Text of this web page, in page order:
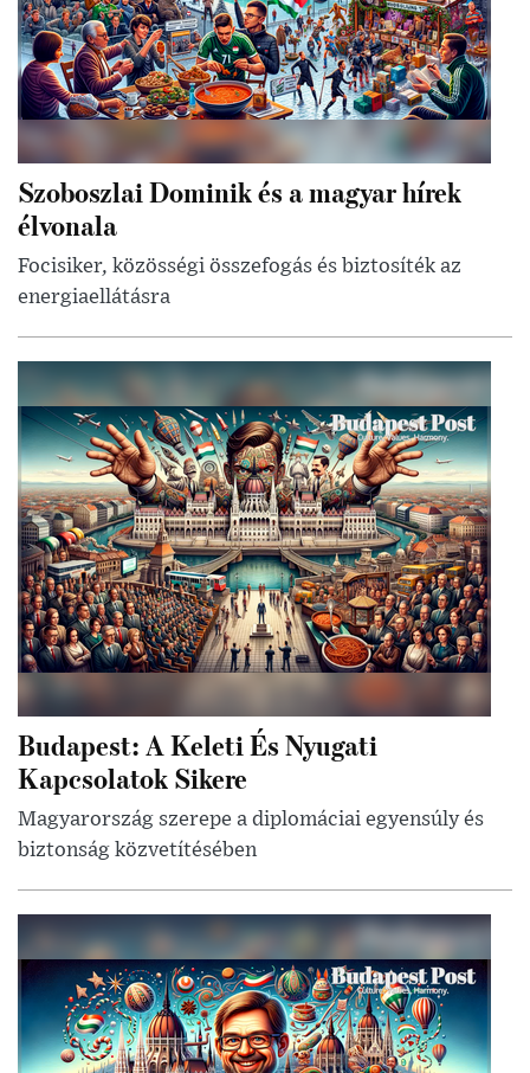
Szoboszlai Dominik és a magyar hírek
élvonala
Focisiker, közösségi összefogás és biztosíték az
energiaellátásra
Budapest: A Keleti És Nyugati
Kapcsolatok Sikere
Magyarország szerepe a diplomáciai egyensúly és
biztonság közvetítésében